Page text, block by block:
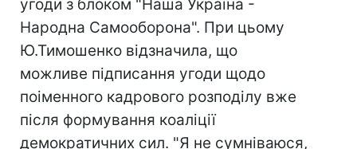
угоди з блоком "Наша Україна -
Народна Самооборона". При цьому
Ю.Тимошенко відзначила, що
можливе підписання угоди щодо
поіменного кадрового розподілу вже
після формування коаліції
демократичних сил. "Я не сумніваюся,